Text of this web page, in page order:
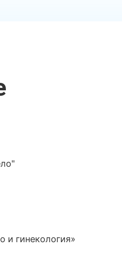
и гинекология»